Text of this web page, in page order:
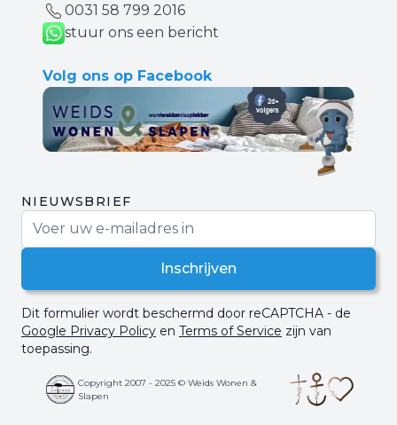
0031 ‪58 799 2016‬
stuur ons een bericht
Volg ons op Facebook
NIEUWSBRIEF
Inschrijven
Dit formulier wordt beschermd door reCAPTCHA - de
Google Privacy Policy en Terms of Service zijn van
toepassing.
Copyright 2007 - 2025 © Weids Wonen &
Slapen